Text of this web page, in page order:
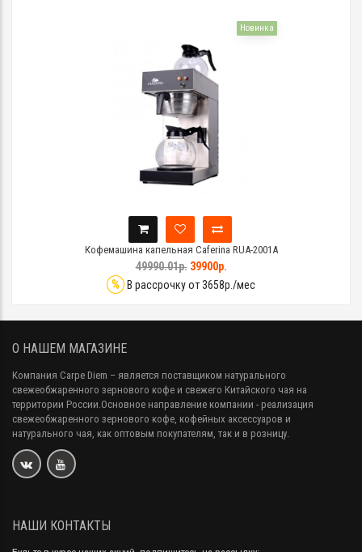
Новинка
Кофемашина капельная Caferina RUA-2001A
49990.01р.39900р.
В рассрочку от 3658р./мес
О НАШЕМ МАГАЗИНЕ
Компания Carpe Diem – является поставщиком натурального
свежеобжаренного зернового кофе и свежего Китайского чая на
территории России.Основное направление компании - реализация
свежеобжаренного зернового кофе, кофейных аксессуаров и
натурального чая, как оптовым покупателям, так и в розницу.
НАШИ КОНТАКТЫ